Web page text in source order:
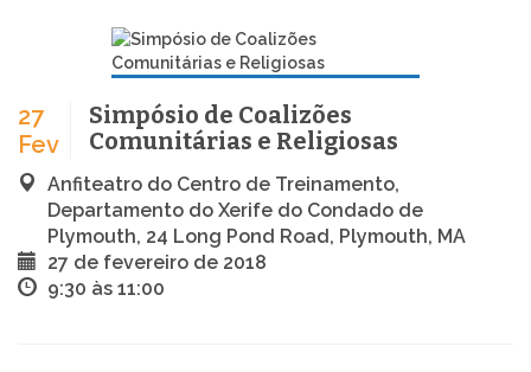
27
Fev
Simpósio de Coalizões
Comunitárias e Religiosas
Anfiteatro do Centro de Treinamento,
Departamento do Xerife do Condado de
Plymouth, 24 Long Pond Road, Plymouth, MA
27 de fevereiro de 2018
9:30 às 11:00